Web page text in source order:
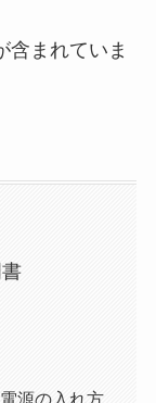
含まれていま
源の入れ方